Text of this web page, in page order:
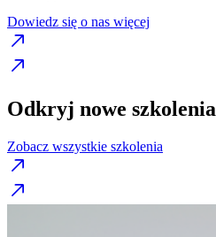
Dowiedz się o nas więcej
Odkryj nowe szkolenia
Zobacz wszystkie szkolenia